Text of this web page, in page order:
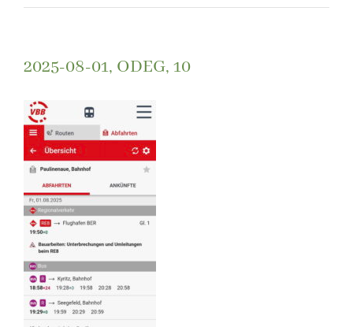
2025-08-01, ODEG, 10